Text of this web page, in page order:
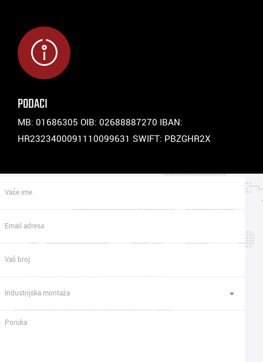
PODACI
MB: 01686305 OIB: 02688887270 IBAN:
HR2323400091110099631 SWIFT: PBZGHR2X
Industrijska montaža